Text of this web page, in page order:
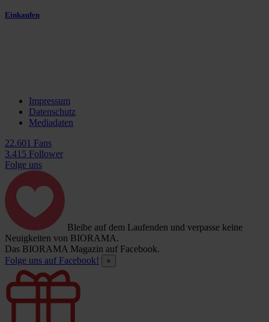
Einkaufen
Impressum
Datenschutz
Mediadaten
22.601 Fans
3.415 Follower
Folge uns
Bleibe auf dem Laufenden und verpasse keine
Neuigkeiten von BIORAMA.
Das BIORAMA Magazin auf Facebook.
Folge uns auf Facebook!
×